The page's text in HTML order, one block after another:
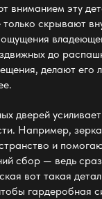
вниманием эту
скрывают
ощущения
до
делают его
дверей
Например,
и
сбор — ведь
вот такая
гардеробная